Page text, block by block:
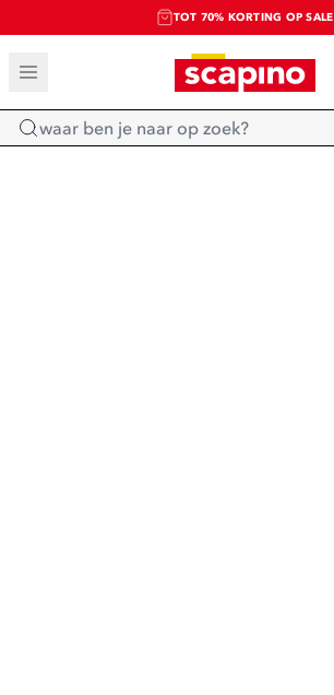
TOT 70% KORTING OP SALE
SALE: LAATSTE KANS!
SHOP NIEUW
Home